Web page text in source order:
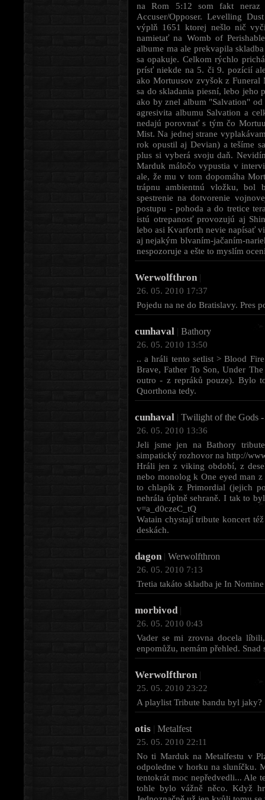
na Rom 5:12 som fakt
Accuser/Opposer. Levelling
výplň 1651 ktorej nešlo nič
namietať na Womb of
albume ma ale prekvapila
sa opakuje. Celkom rýchlo
prísť niekde na 5. či 9. pozícií
ako Mortuusov zvyšok z
sa do skladania piesní, lebo
ako by znel album "Salvation"
agresivita albumu Salvation a
nedajú porovnať s tým čo
Mist. Na jednej strane
rok opustil aj Devian) a tešíme
plus si vyberá svoju daň.
Marduk máločo vypustia v
ale, že mu v tom dopomáha
trápnu ambientnú vložku, bol
spestrenie na dotvorenie
postupu - pohoda a do tretice
istú otrepanosť provozujú aj
lebo asi Kvarforth nevie napísať
aj nejakým blvaním-jačaním-
nespozoruje a ešte to myslím
Werwolfthron |
26. 05. 2010 17:37
Pojedu na ne do Bratislavy. Pres
cunhaval | Bathory
26. 05. 2010 13:50
.. a hráli tento setlist > Blood
Brave, Father To Son, Under
outro - z repráků pouze). Bylo
Quorthona tedy.
cunhaval | Twilight of the Gods
26. 05. 2010 13:36
Jeli jsme jen na Bathory
simpatický rozhovor na http://
Hráli jen z viking období, z
nebo monolog k One eyed man
to chlapík z Primordial (jejich
nehrála úplně sehraně. I tak to
v=a_d0czeC_tQ
Watain chystají tribute koncert
deskách.
dagon | Werwolfthron
26. 05. 2010 7:13
Tretia takáto skladba je In Nomine
morbivod |
26. 05. 2010 0:43
Vader se mi zrovna docela
enpomůžu, nemám přehled.
Werwolfthron |
25. 05. 2010 23:22
A playlist Tribute bandu byl jaky?
otis | Metalfest
25. 05. 2010 22:11
No ti Marduk na Metalfestu v
odpoledne v horku na sluníčku.
tentokrát moc nepředvedli... Ale
tohle bylo vážně něco. Když